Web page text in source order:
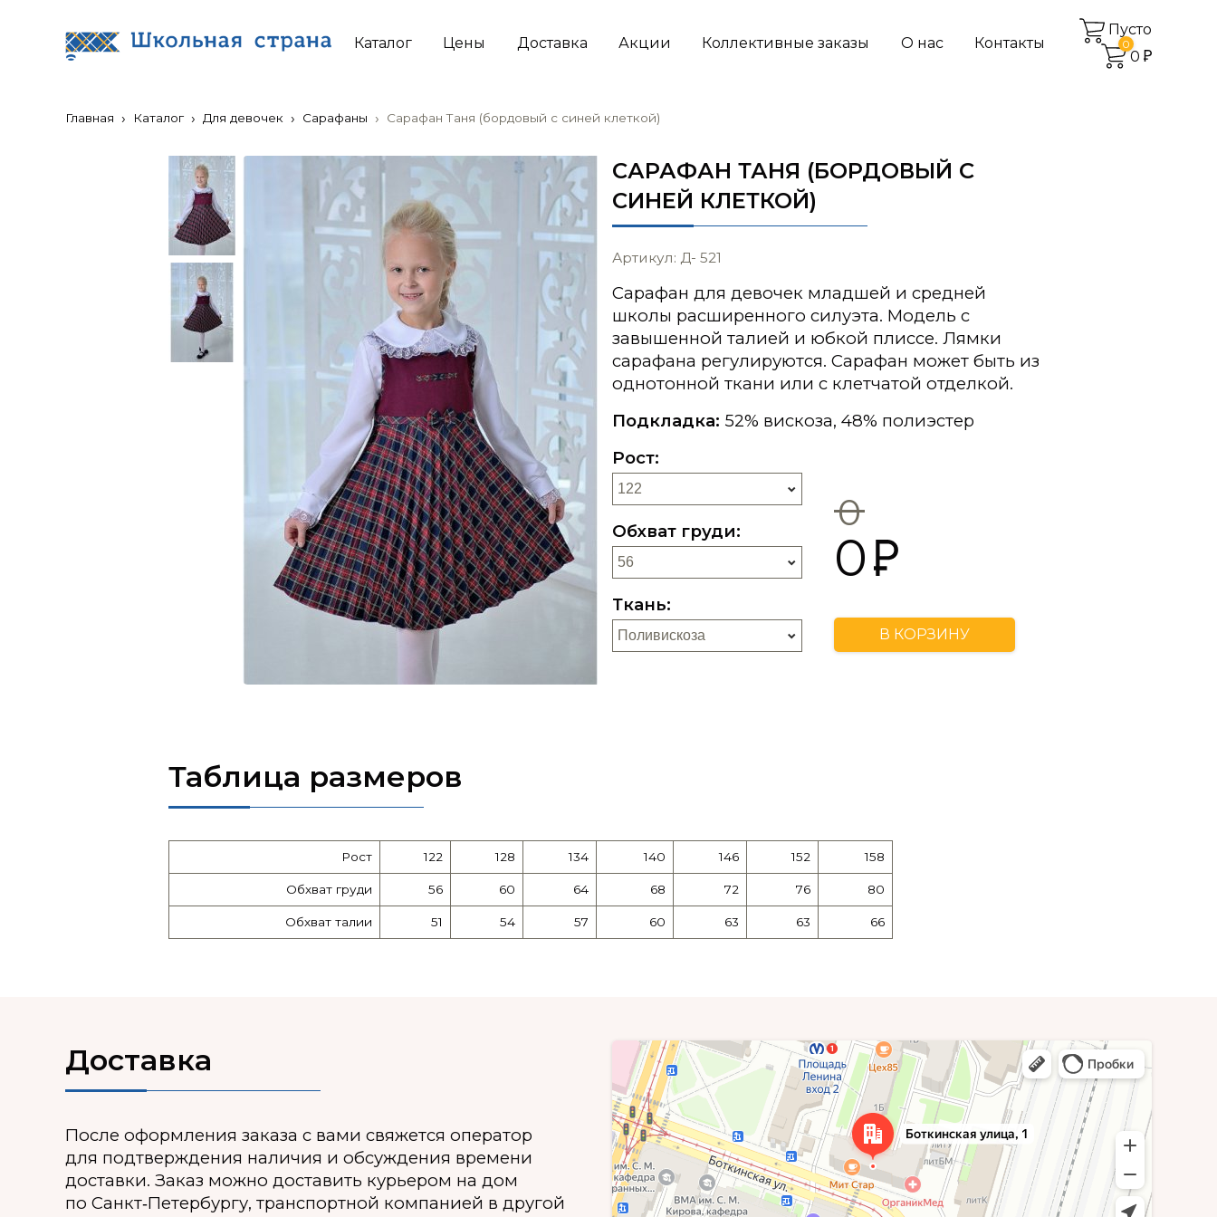
Пусто
0
0
Каталог Цены Доставка Акции Коллективные заказы О нас Контакты
Главная Каталог Для девочек Сарафаны Сарафан Таня (бордовый с синей клеткой)
САРАФАН ТАНЯ (БОРДОВЫЙ С
СИНЕЙ КЛЕТКОЙ)
Артикул: Д- 521
Сарафан для девочек младшей и средней
школы расширенного силуэта. Модель с
завышенной талией и юбкой плиссе. Лямки
сарафана регулируются. Сарафан может быть из
однотонной ткани или с клетчатой отделкой.
Подкладка: 52% вискоза, 48% полиэстер
Рост:
Обхват груди:
Ткань:
0
0
В КОРЗИНУ
Таблица размеров
Рост 122 128 134 140 146 152 158
Обхват груди 56 60 64 68 72 76 80
Обхват талии 51 54 57 60 63 63 66
Доставка
После оформления заказа с вами свяжется оператор
для подтверждения наличия и обсуждения времени
доставки. Заказ можно доставить курьером на дом
по Санкт‑Петербургу, транспортной компанией в другой